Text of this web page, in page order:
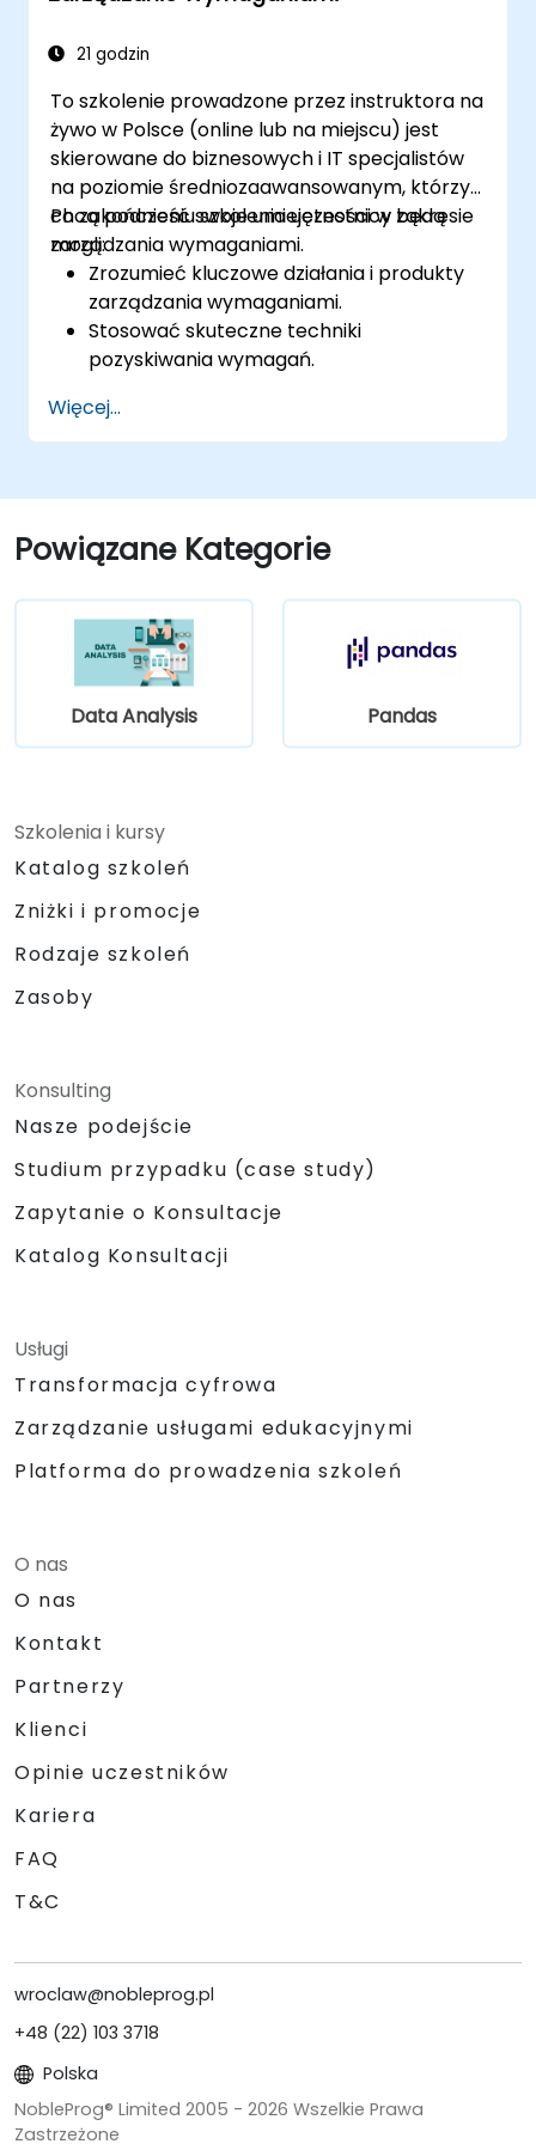
systemach Windows, Mac, Linux, BSD.
21 godzin
To szkolenie prowadzone przez instruktora na
żywo w Polsce (online lub na miejscu) jest
skierowane do biznesowych i IT specjalistów
na poziomie średniozaawansowanym, którzy
chcą podnieść swoje umiejętności w zakresie
zarządzania wymaganiami.
Po zakończeniu szkolenia uczestnicy będą
mogli:
Zrozumieć kluczowe działania i produkty
zarządzania wymaganiami.
Stosować skuteczne techniki
pozyskiwania wymagań.
odpowiednich metod i notacji.
Wdrażać architekturę i repozytorium
Więcej...
Powiązane Kategorie
Data Analysis Pandas
Szkolenia i kursy
Katalog szkoleń
Zniżki i promocje
Rodzaje szkoleń
Zasoby
Konsulting
Nasze podejście
Studium przypadku (case study)
Zapytanie o Konsultacje
Katalog Konsultacji
Usługi
Transformacja cyfrowa
Zarządzanie usługami edukacyjnymi
Platforma do prowadzenia szkoleń
O nas
O nas
Kontakt
Partnerzy
Klienci
Opinie uczestników
Kariera
FAQ
T&C
wroclaw@nobleprog.pl
+48 (22) 103 3718
Polska
NobleProg® Limited 2005 - 2026 Wszelkie Prawa
Zastrzeżone